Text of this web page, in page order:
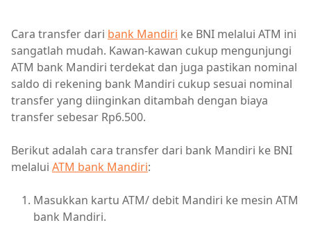
Cara transfer dari bank Mandiri ke BNI melalui ATM ini
sangatlah mudah. Kawan-kawan cukup mengunjungi
ATM bank Mandiri terdekat dan juga pastikan nominal
saldo di rekening bank Mandiri cukup sesuai nominal
transfer yang diinginkan ditambah dengan biaya
transfer sebesar Rp6.500.
Berikut adalah cara transfer dari bank Mandiri ke BNI
melalui ATM bank Mandiri:
Masukkan kartu ATM/ debit Mandiri ke mesin ATM
bank Mandiri.